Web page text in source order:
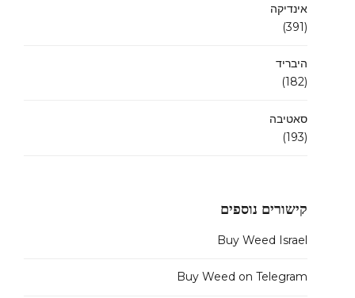
אינדיקה
(391)
היבריד
(182)
סאטיבה
(193)
קישורים נוספים
Buy Weed Israel
Buy Weed on Telegram